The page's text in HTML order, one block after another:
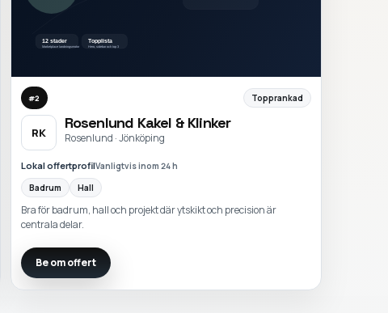
#2 Topprankad
RK
Rosenlund Kakel & Klinker
Rosenlund · Jönköping
Lokal offertprofilVanligtvis inom 24 h
Badrum
Hall
Bra för badrum, hall och projekt där ytskikt och precision är
centrala delar.
Be om offert